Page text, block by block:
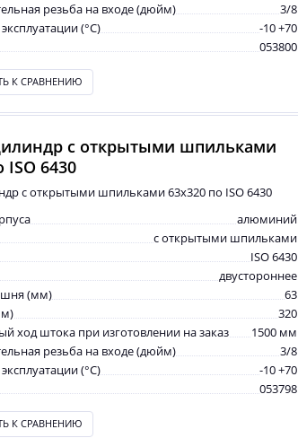
резьба на входе (дюйм)
3/8
(°С)
-10 +70
053800
К СРАВНЕНИЮ
с открытыми шпильками
ISO 6430
с открытыми шпильками 63x320 по ISO 6430
алюминий
с открытыми шпильками
ISO 6430
двустороннее
(мм)
63
320
ход штока при изготовлении на заказ
1500 мм
резьба на входе (дюйм)
3/8
(°С)
-10 +70
053798
К СРАВНЕНИЮ